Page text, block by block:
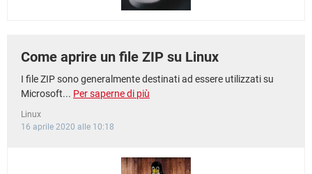
Come aprire un file ZIP su Linux
I file ZIP sono generalmente destinati ad essere utilizzati su
Microsoft... Per saperne di più
Linux
16 aprile 2020 alle 10:18